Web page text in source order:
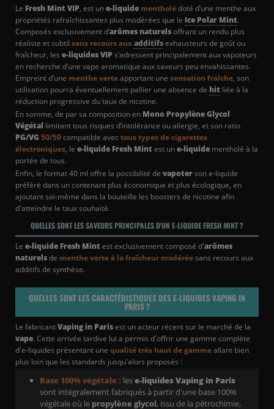
Le Fresh Mint VIP, est une-liquide mentholédoté d’une menthe aux
propriétés rafraîchissantes plus modérées que le Ice Polar Mint.
Composés exclusivement d’arômes naturelsoffrant un rendu plus
réaliste et subtil sans recours auxadditifsexhausteurs de goût ou
fraîcheur, les e-liquides VIP s’adressent principalement aux vapoteurs
en recherche d’une vape aromatique aux saveurs peu envahissantes.
Empreint d’une menthe verteapportant une sensation fraîche, son
utilisation pourra éventuellement pallier une absence de hit liée à la
réduction progressive du taux de nicotine.
En somme, de par sa composition en Mono Propylène Glycol
Végétal limitant tous risques d’intolérance ou allergie, et son ratio
PG/VG 50/50compatible avec tous types de cigarettes
électroniques, le e-liquide Fresh Mint est une-liquide mentholé à la
portée de tous.
Enfin, le format 40 ml offre la possibilité de vapoterson e-liquide
préféré dans un contenant plus économique et plus écologique, en
ajoutant soi-même dans la bouteille les boosters de nicotine afin
d'atteindre le taux souhaité.
QUELLES SONT LES SAVEURS PRINCIPALES D'UN E-LIQUIDE FRESH MINT ?
Le e-liquide Fresh Mint est exclusivement composé d'arômes
naturelsde menthe verte à la fraîcheur modéréesans recours aux
additifs de synthèse.
QUELLES SONT LES CARACTÉRISTIQUES DES E-LIQUIDES VAPING IN
PARIS ?
Le fabricantVaping in Parisest un acteur récent sur le marché de la
vape. Cette arrivée tardive lui a permis d'offrir une gamme complète
d'e-liquides présentant une qualité très haut de gammeallant bien
plus loin que les standards jusqu'alors proposés :
Base 100% végétale : lese-liquides Vaping in Paris
sont intégralement fabriqués à partir d'une base 100%
végétale où le propylène glycol, issu de la pétrochimie,